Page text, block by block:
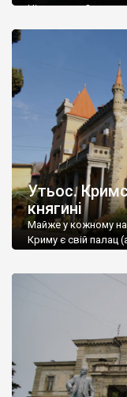
Ніжин греки?
Утьос.
княгині
Майже у кожному
Криму є свій палац